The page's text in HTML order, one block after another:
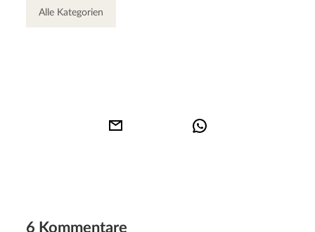
Alle Kategorien
6 Kommentare